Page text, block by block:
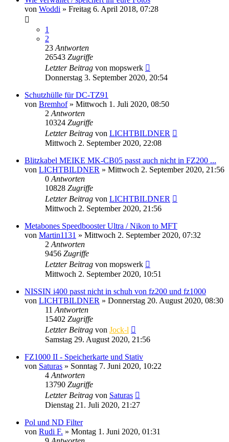
von Woddi » Freitag 6. April 2018, 07:28
1
2
23 Antworten
26543 Zugriffe
Letzter Beitrag von mopswerk
Donnerstag 3. September 2020, 20:54
Schutzhülle für DC-TZ91
von Bremhof» Mittwoch 1. Juli 2020, 08:50
2 Antworten
10324 Zugriffe
Letzter Beitrag von LICHTBILDNER
Mittwoch 2. September 2020, 22:08
Blitzkabel MEIKE MK-CB05 passt auch nicht in FZ200 ...
von LICHTBILDNER » Mittwoch 2. September 2020, 21:56
0 Antworten
10828 Zugriffe
Letzter Beitrag von LICHTBILDNER
Mittwoch 2. September 2020, 21:56
Metabones Speedbooster Ultra / Nikon to MFT
von Martin1131 » Mittwoch 2. September 2020, 07:32
2 Antworten
9456 Zugriffe
Letzter Beitrag von mopswerk
Mittwoch 2. September 2020, 10:51
NISSIN i400 passt nicht in schuh von fz200 und fz1000
von LICHTBILDNER » Donnerstag 20. August 2020, 08:30
11 Antworten
15402 Zugriffe
Letzter Beitrag von Jock-l
Samstag 29. August 2020, 21:56
FZ1000 II - Speicherkarte und Stativ
von Saturas » Sonntag 7. Juni 2020, 10:22
4 Antworten
13790 Zugriffe
Letzter Beitrag von Saturas
Dienstag 21. Juli 2020, 21:27
Pol und ND Filter
von Rudi F. » Montag 1. Juni 2020, 01:31